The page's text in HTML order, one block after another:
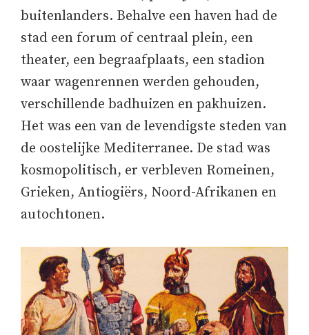
buitenlanders. Behalve een haven had de
stad een forum of centraal plein, een
theater, een begraafplaats, een stadion
waar wagenrennen werden gehouden,
verschillende badhuizen en pakhuizen.
Het was een van de levendigste steden van
de oostelijke Mediterranee. De stad was
kosmopolitisch, er verbleven Romeinen,
Grieken, Antiogiërs, Noord-Afrikanen en
autochtonen.